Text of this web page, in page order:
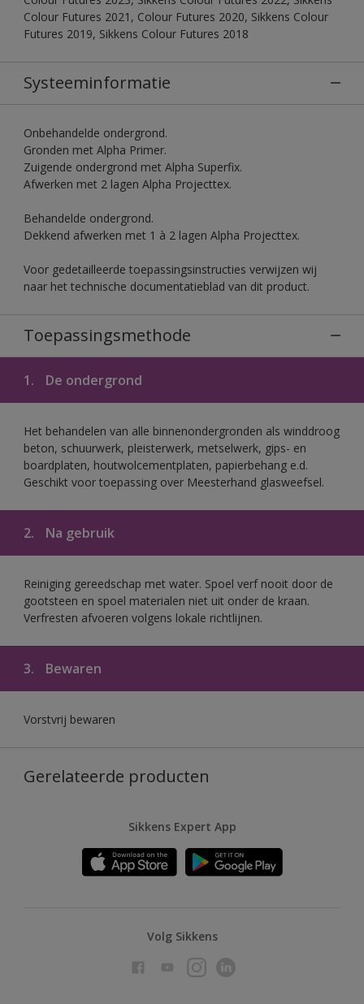
Colour Futures 2021, Colour Futures 2020, Sikkens Colour
Futures 2019, Sikkens Colour Futures 2018
Systeeminformatie
Onbehandelde ondergrond.
Gronden met Alpha Primer.
Zuigende ondergrond met Alpha Superfix.
Afwerken met 2 lagen Alpha Projecttex.
Behandelde ondergrond.
Dekkend afwerken met 1 à 2 lagen Alpha Projecttex.
Voor gedetailleerde toepassingsinstructies verwijzen wij
naar het technische documentatieblad van dit product.
Toepassingsmethode
1. De ondergrond
Het behandelen van alle binnenondergronden als winddroog
beton, schuurwerk, pleisterwerk, metselwerk, gips- en
boardplaten, houtwolcementplaten, papierbehang e.d.
Geschikt voor toepassing over Meesterhand glasweefsel.
2. Na gebruik
Reiniging gereedschap met water. Spoel verf nooit door de
gootsteen en spoel materialen niet uit onder de kraan.
Verfresten afvoeren volgens lokale richtlijnen.
3. Bewaren
Vorstvrij bewaren
Gerelateerde producten
Sikkens Expert App
Volg Sikkens